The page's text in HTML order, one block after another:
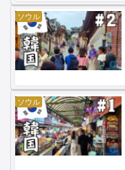
ソウル
ソウル